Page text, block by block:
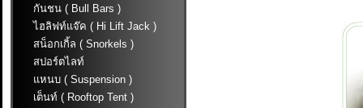
กันชน ( Bull Bars )
ไฮลิฟท์แจ๊ค ( Hi Lift Jack )
สน็อกเกิ้ล ( Snorkels )
สปอร์ตไลท์
แหนบ ( Suspension )
เต็นท์ ( Rooftop Tent )